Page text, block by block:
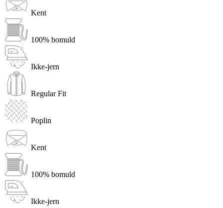
Kent
100% bomuld
Ikke-jern
Regular Fit
Poplin
Kent
100% bomuld
Ikke-jern